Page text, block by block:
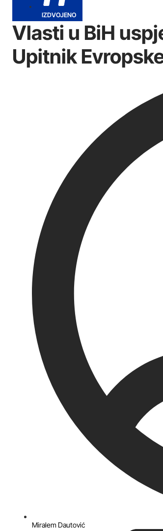
IZDVOJENO
Vlasti u BiH
Upitnik
Miralem Dautović